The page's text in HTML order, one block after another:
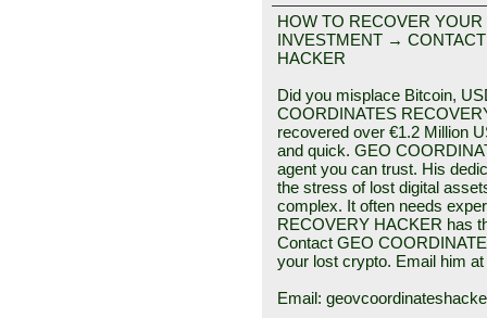
HOW TO RECOVER
INVESTMENT →
HACKER
Did you misplace Bitcoin,
COORDINATES
recovered over €1.2 Million
and quick. GEO
agent you can trust. His
the stress of lost digital
complex. It often needs
RECOVERY HACKER has
Contact GEO
your lost crypto. Email him at
Email: